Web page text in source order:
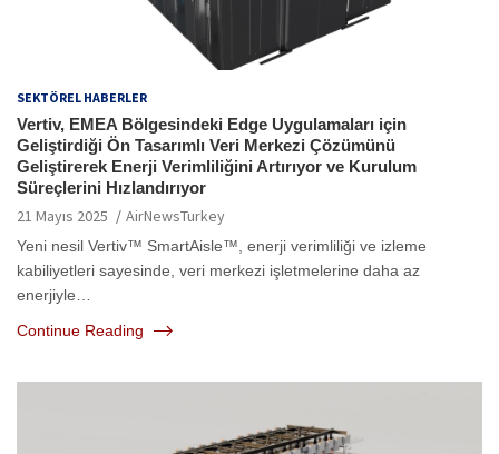
SEKTÖREL HABERLER
Vertiv, EMEA Bölgesindeki Edge Uygulamaları için
Geliştirdiği Ön Tasarımlı Veri Merkezi Çözümünü
Geliştirerek Enerji Verimliliğini Artırıyor ve Kurulum
Süreçlerini Hızlandırıyor
21 Mayıs 2025 AirNewsTurkey
Yeni nesil Vertiv™ SmartAisle™, enerji verimliliği ve izleme
kabiliyetleri sayesinde, veri merkezi işletmelerine daha az
enerjiyle…
Continue Reading